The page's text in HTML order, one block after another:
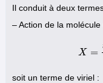
Il conduit à deux
– Action de la molécule
X =
soit un terme de viriel :